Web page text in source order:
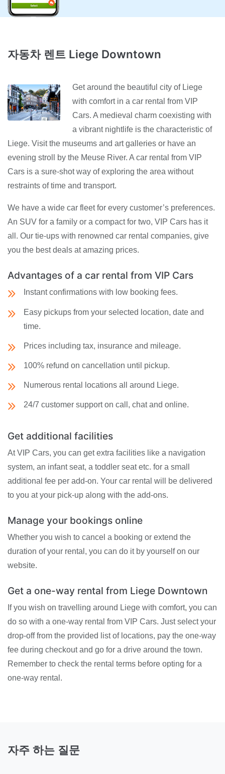
자동차 렌트 Liege Downtown
Get around the beautiful city of Liege
with comfort in a car rental from VIP
Cars. A medieval charm coexisting with
a vibrant nightlife is the characteristic of
Liege. Visit the museums and art galleries or have an
evening stroll by the Meuse River. A car rental from VIP
Cars is a sure-shot way of exploring the area without
restraints of time and transport.
We have a wide car fleet for every customer’s preferences.
An SUV for a family or a compact for two, VIP Cars has it
all. Our tie-ups with renowned car rental companies, give
you the best deals at amazing prices.
Advantages of a car rental from VIP Cars
Instant confirmations with low booking fees.
Easy pickups from your selected location, date and
time.
Prices including tax, insurance and mileage.
100% refund on cancellation until pickup.
Numerous rental locations all around Liege.
24/7 customer support on call, chat and online.
Get additional facilities
At VIP Cars, you can get extra facilities like a navigation
system, an infant seat, a toddler seat etc. for a small
additional fee per add-on. Your car rental will be delivered
to you at your pick-up along with the add-ons.
Manage your bookings online
Whether you wish to cancel a booking or extend the
duration of your rental, you can do it by yourself on our
website.
Get a one-way rental from Liege Downtown
If you wish on travelling around Liege with comfort, you can
do so with a one-way rental from VIP Cars. Just select your
drop-off from the provided list of locations, pay the one-way
fee during checkout and go for a drive around the town.
Remember to check the rental terms before opting for a
one-way rental.
자주 하는 질문